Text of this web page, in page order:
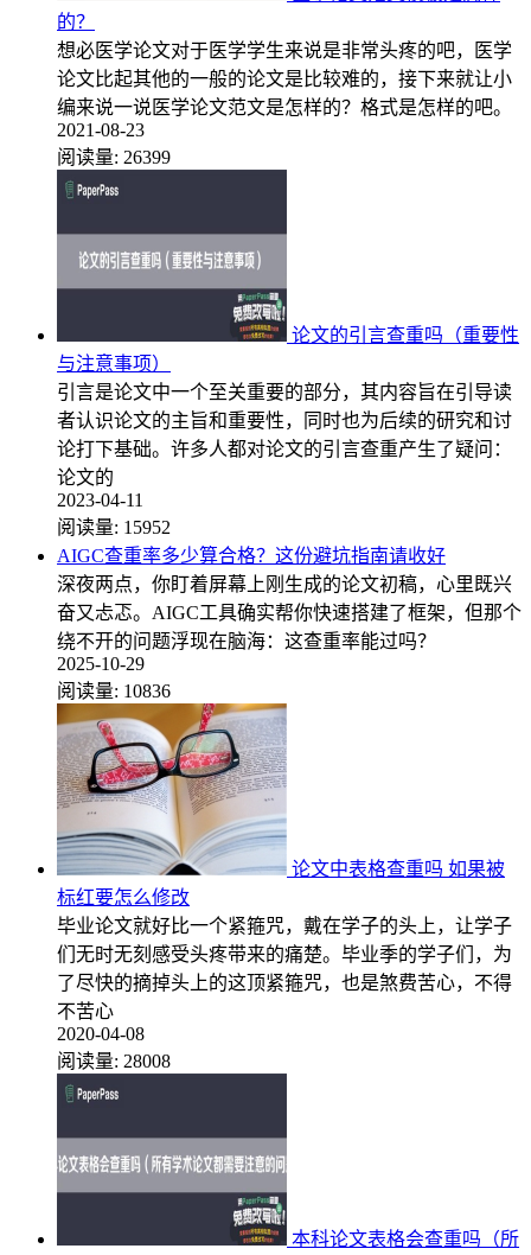
的？
想必医学论文对于医学学生来说是非常头疼的吧，医学
论文比起其他的一般的论文是比较难的，接下来就让小
编来说一说医学论文范文是怎样的？格式是怎样的吧。
2021-08-23
阅读量: 26399
论文的引言查重吗（重要性
与注意事项）
引言是论文中一个至关重要的部分，其内容旨在引导读
者认识论文的主旨和重要性，同时也为后续的研究和讨
论打下基础。许多人都对论文的引言查重产生了疑问：
论文的
2023-04-11
阅读量: 15952
AIGC查重率多少算合格？这份避坑指南请收好
深夜两点，你盯着屏幕上刚生成的论文初稿，心里既兴
奋又忐忑。AIGC工具确实帮你快速搭建了框架，但那个
绕不开的问题浮现在脑海：这查重率能过吗？
2025-10-29
阅读量: 10836
论文中表格查重吗 如果被
标红要怎么修改
毕业论文就好比一个紧箍咒，戴在学子的头上，让学子
们无时无刻感受头疼带来的痛楚。毕业季的学子们，为
了尽快的摘掉头上的这顶紧箍咒，也是煞费苦心，不得
不苦心
2020-04-08
阅读量: 28008
本科论文表格会查重吗（所